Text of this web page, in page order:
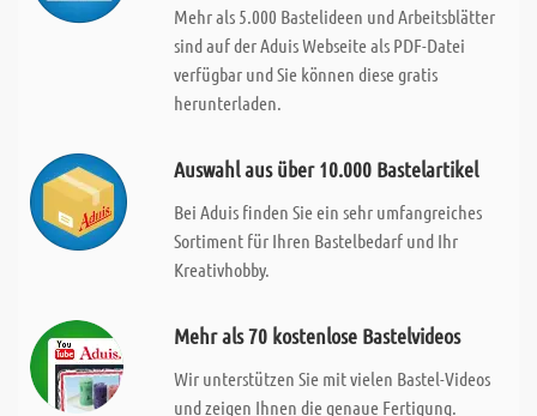
Mehr als 5.000 Bastelideen und Arbeitsblätter
sind auf der Aduis Webseite als PDF-Datei
verfügbar und Sie können diese gratis
herunterladen.
Auswahl aus über 10.000 Bastelartikel
Bei Aduis finden Sie ein sehr umfangreiches
Sortiment für Ihren Bastelbedarf und Ihr
Kreativhobby.
Mehr als 70 kostenlose Bastelvideos
Wir unterstützen Sie mit vielen Bastel-Videos
und zeigen Ihnen die genaue Fertigung.